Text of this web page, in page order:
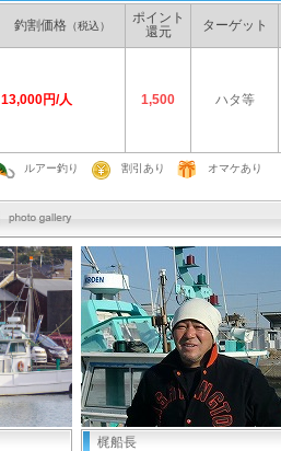
釣割価格（税込）
ポイント
還元
ターゲット
13,000円/人 1,500 ハタ等
ルアー釣り 割引あり オマケあり
梶船長